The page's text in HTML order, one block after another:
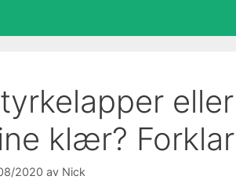
klær?
2020 av Nick